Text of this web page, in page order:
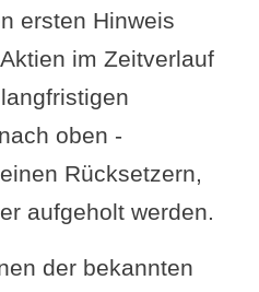
ersten Hinweis
im Zeitverlauf
oben -
Rücksetzern,
aufgeholt werden.
der bekannten